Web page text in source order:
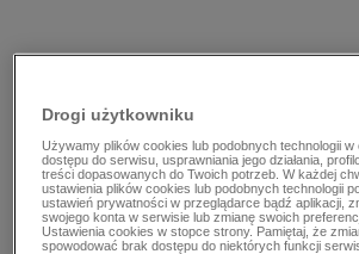
Drogi użytkowniku
Używamy plików cookies lub podobnych technologii w
dostępu do serwisu, usprawniania jego działania,
treści dopasowanych do Twoich potrzeb. W każdej
ustawienia plików cookies lub podobnych technologii
ustawień prywatności w przeglądarce bądź aplikacji,
swojego konta w serwisie lub zmianę swoich
Ustawienia cookies w stopce strony. Pamiętaj, że
spowodować brak dostępu do niektórych funkcji